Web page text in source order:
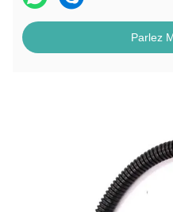
Parlez